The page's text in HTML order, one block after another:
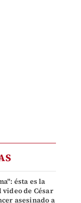
ésta es la
de César
asesinado a